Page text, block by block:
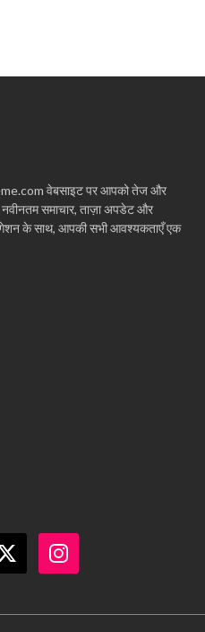
वेबसाइट पर आपको तेज और
समाचार, ताज़ा अपडेट और
के साथ, आपकी सभी आवश्यकताएँ एक